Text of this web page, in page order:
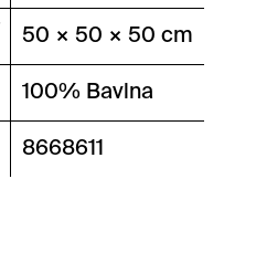
50 × 50 × 50 cm
100% Bavlna
8668611